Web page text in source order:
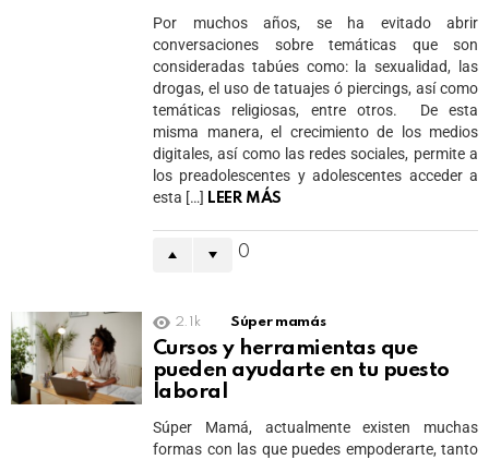
Por muchos años, se ha evitado abrir
conversaciones sobre temáticas que son
consideradas tabúes como: la sexualidad, las
drogas, el uso de tatuajes ó piercings, así como
temáticas religiosas, entre otros. De esta
misma manera, el crecimiento de los medios
digitales, así como las redes sociales, permite a
los preadolescentes y adolescentes acceder a
esta […] LEER MÁS
0
2.1k Súper mamás
Cursos y herramientas que
pueden ayudarte en tu puesto
laboral
Súper Mamá, actualmente existen muchas
formas con las que puedes empoderarte, tanto